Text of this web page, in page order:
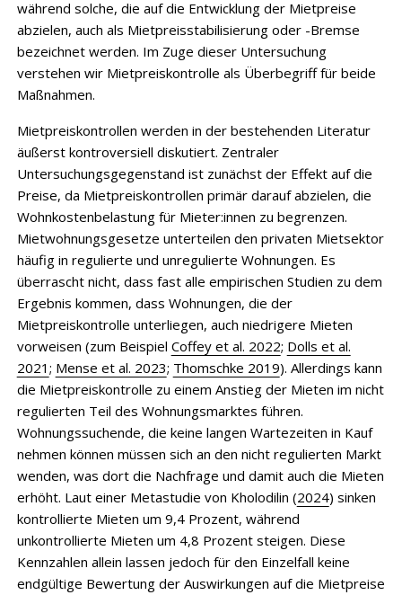
während solche, die auf die Entwicklung der Mietpreise
abzielen, auch als Mietpreisstabilisierung oder -Bremse
bezeichnet werden. Im Zuge dieser Untersuchung
verstehen wir Mietpreiskontrolle als Überbegriff für beide
Maßnahmen.
Mietpreiskontrollen werden in der bestehenden Literatur
äußerst kontroversiell diskutiert. Zentraler
Untersuchungsgegenstand ist zunächst der Effekt auf die
Preise, da Mietpreiskontrollen primär darauf abzielen, die
Wohnkostenbelastung für Mieter:innen zu begrenzen.
Mietwohnungsgesetze unterteilen den privaten Mietsektor
häufig in regulierte und unregulierte Wohnungen. Es
überrascht nicht, dass fast alle empirischen Studien zu dem
Ergebnis kommen, dass Wohnungen, die der
Mietpreiskontrolle unterliegen, auch niedrigere Mieten
vorweisen (zum Beispiel Coffey et al. 2022; Dolls et al.
2021 ; Mense et al. 2023; Thomschke 2019). Allerdings kann
die Mietpreiskontrolle zu einem Anstieg der Mieten im nicht
regulierten Teil des Wohnungsmarktes führen.
Wohnungssuchende, die keine langen Wartezeiten in Kauf
nehmen können müssen sich an den nicht regulierten Markt
wenden, was dort die Nachfrage und damit auch die Mieten
erhöht. Laut einer Metastudie von Kholodilin (2024) sinken
kontrollierte Mieten um 9,4 Prozent, während
unkontrollierte Mieten um 4,8 Prozent steigen. Diese
Kennzahlen allein lassen jedoch für den Einzelfall keine
endgültige Bewertung der Auswirkungen auf die Mietpreise